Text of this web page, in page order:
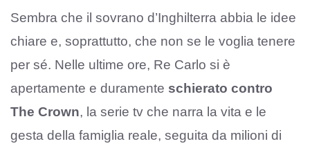
Sembra che il sovrano d’Inghilterra abbia le idee
chiare e, soprattutto, che non se le voglia tenere
per sé. Nelle ultime ore, Re Carlo si è
apertamente e duramente schierato contro
The Crown, la serie tv che narra la vita e le
gesta della famiglia reale, seguita da milioni di